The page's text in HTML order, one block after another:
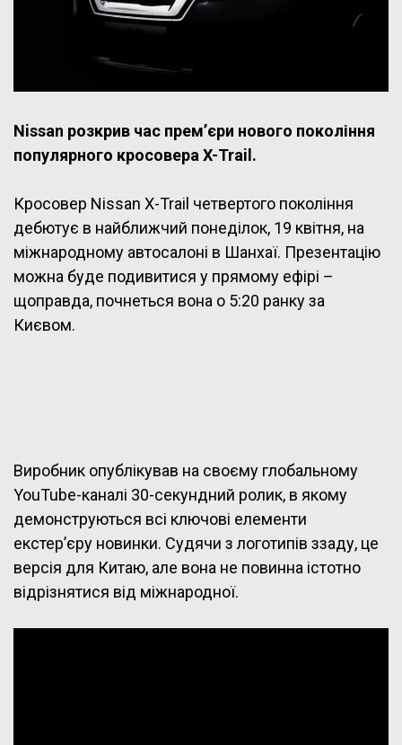
Nissan розкрив час прем’єри нового покоління
популярного кросовера X-Trail.
Кросовер Nissan X-Trail четвертого покоління
дебютує в найближчий понеділок, 19 квітня, на
міжнародному автосалоні в Шанхаї. Презентацію
можна буде подивитися у прямому ефірі –
щоправда, почнеться вона о 5:20 ранку за
Києвом.
Виробник опублікував на своєму глобальному
YouTube-каналі 30-секундний ролик, в якому
демонструються всі ключові елементи
екстер’єру новинки. Судячи з логотипів ззаду, це
версія для Китаю, але вона не повинна істотно
відрізнятися від міжнародної.